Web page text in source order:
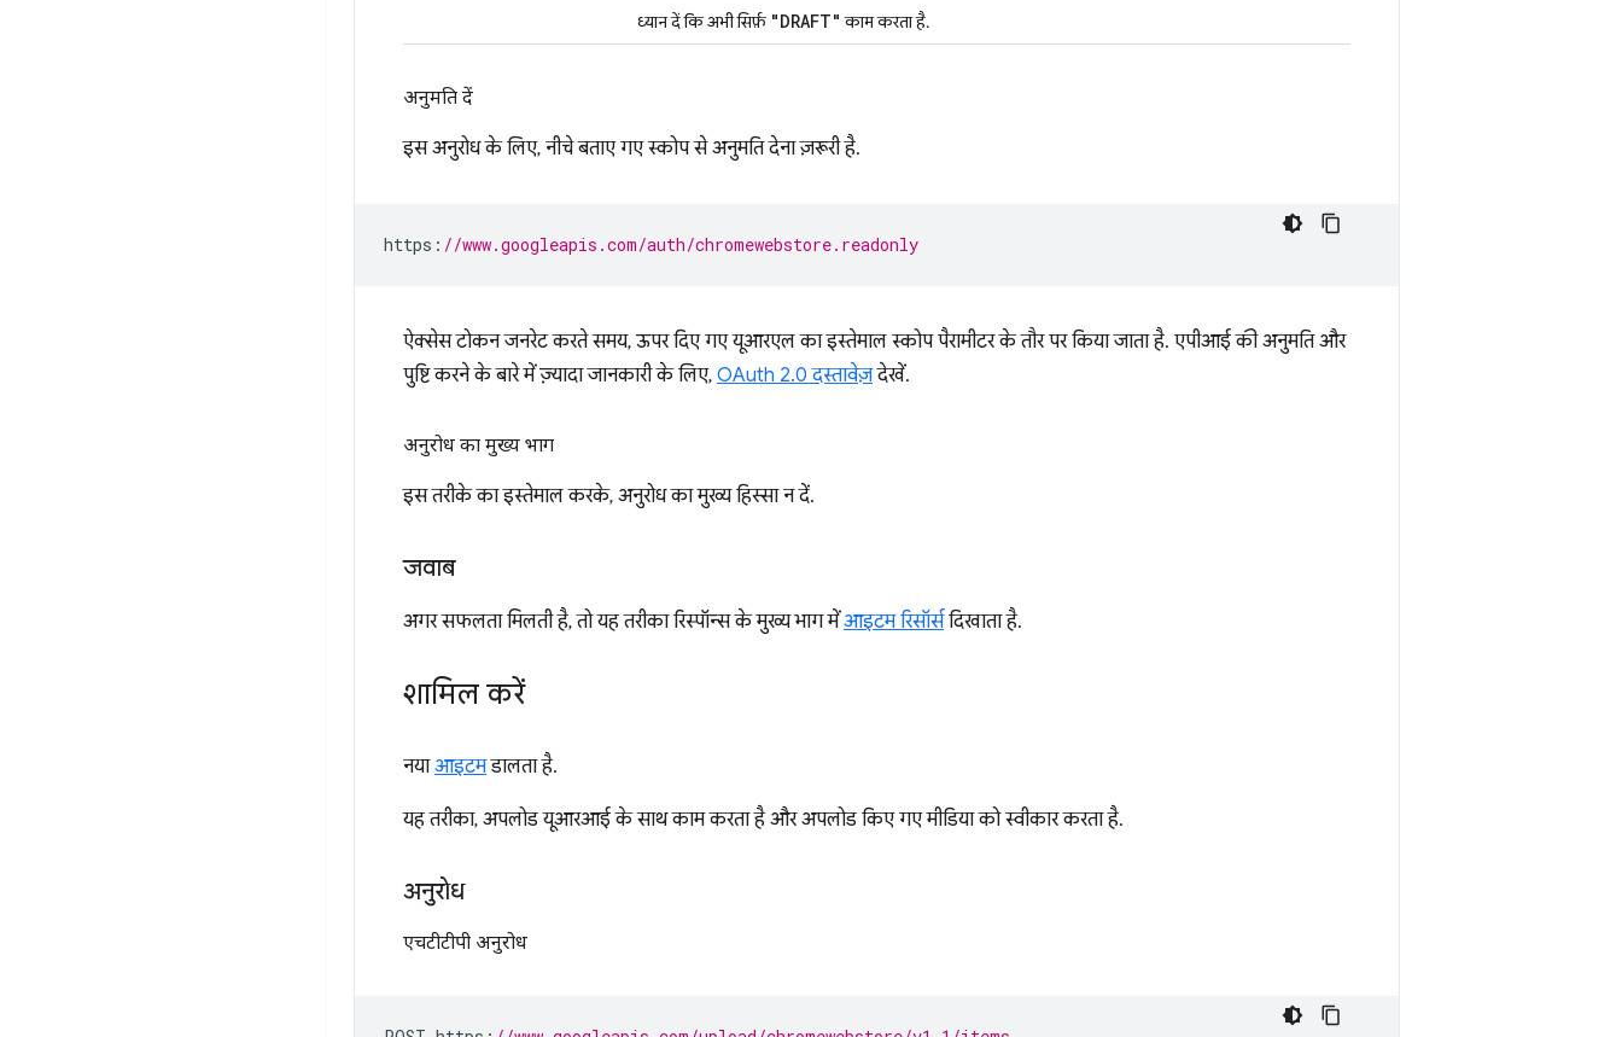
ध्यान दें कि अभी सिर्फ़ "DRAFT" काम करता है.
अनुमति दें
इस अनुरोध के लिए, नीचे बताए गए स्कोप से अनुमति देना ज़रूरी है.
https : //www.googleapis.com/auth/chromewebstore.readonly
ऐक्सेस टोकन जनरेट करते समय, ऊपर दिए गए यूआरएल का इस्तेमाल स्कोप पैरामीटर के तौर पर किया जाता है. एपीआई की अनुमति और
पुष्टि करने के बारे में ज़्यादा जानकारी के लिए, OAuth 2.0 दस्तावेज़देखें.
अनुरोध का मुख्य भाग
इस तरीके का इस्तेमाल करके, अनुरोध का मुख्य हिस्सा न दें.
जवाब
अगर सफलता मिलती है, तो यह तरीका रिस्पॉन्स के मुख्य भाग मेंआइटम रिसॉर्सदिखाता है.
शामिल करें
नयाआइटमडालता है.
यह तरीका, अपलोड यूआरआई के साथ काम करता है और अपलोड किए गए मीडिया को स्वीकार करता है.
अनुरोध
एचटीटीपी अनुरोध